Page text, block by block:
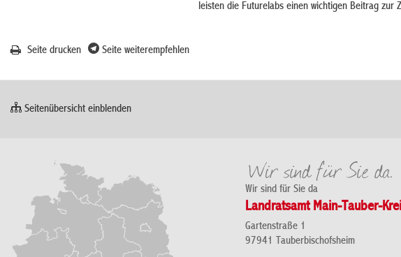
leisten die Futurelabs einen wichtigen Beitrag zur
Seite drucken Seite weiterempfehlen
Seitenübersicht einblenden
Wir sind für Sie da
Landratsamt Main-Tauber-
Gartenstraße 1
97941 Tauberbischofsheim